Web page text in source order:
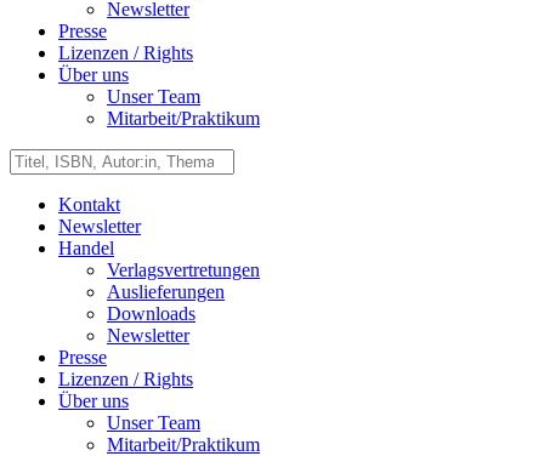
Newsletter
Presse
Lizenzen / Rights
Über uns
Unser Team
Mitarbeit/Praktikum
Kontakt
Newsletter
Handel
Verlagsvertretungen
Auslieferungen
Downloads
Newsletter
Presse
Lizenzen / Rights
Über uns
Unser Team
Mitarbeit/Praktikum